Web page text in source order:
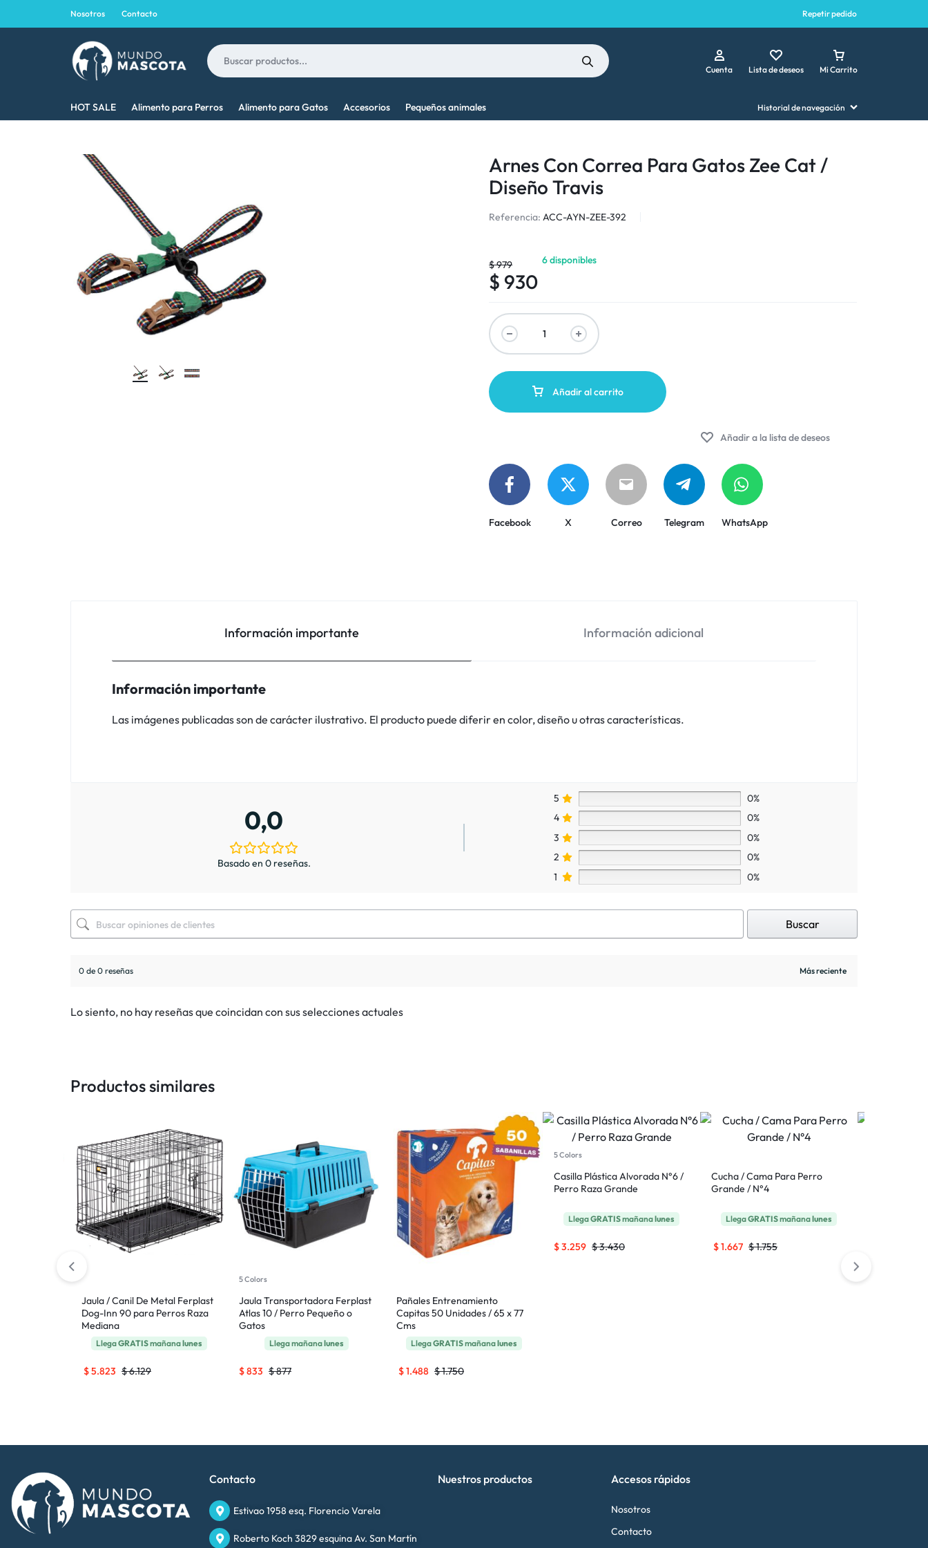
Nosotros Contacto Repetir pedido
MASCOTA
MEJOR
PARA
MASCOTA
Cuenta Lista de deseos Mi Carrito
HOT SALE Alimento para Perros Alimento para Gatos Accesorios Pequeños animales Historial de navegación
Arnes Con Correa Para Gatos Zee Cat /
Diseño Travis
Referencia: ACC-AYN-ZEE-392
$979
$ 930
6 disponibles
Añadir al carrito
Añadir a la lista de deseos
Facebook X Correo Telegram WhatsApp
Información importante Información adicional
Información importante
Las imágenes publicadas son de carácter ilustrativo. El producto puede diferir en color, diseño u otras características.
0,0
Basado en 0 reseñas.
5
0%
4
0%
3
0%
2
0%
1
0%
Buscar
0 de 0 reseñas
Lo siento, no hay reseñas que coincidan con sus selecciones actuales
Productos similares
Jaula / Canil De Metal Ferplast
Dog-Inn 90 para Perros Raza
Mediana
LlegaGRATISmañanalunes
$6.129
$5.823
5 Colors
Jaula Transportadora Ferplast
Atlas 10 / Perro Pequeño o
Gatos
Llega mañanalunes
$877
$833
Pañales Entrenamiento
Capitas 50 Unidades / 65 x 77
Cms
LlegaGRATISmañanalunes
$1.750
$1.488
5 Colors
Casilla Plástica Alvorada N°6 /
Perro Raza Grande
LlegaGRATISmañanalunes
$3.430
$3.259
Cucha / Cama Para Perro
Grande / N°4
LlegaGRATISmañanalunes
$1.755
$1.667
Contacto
Estivao 1958 esq. Florencio Varela
Roberto Koch 3829 esquina Av. San Martín
Nuestros productos Accesos rápidos
Nosotros
Contacto